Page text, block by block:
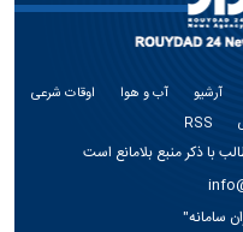
آرشیو آب و هوا
اوقات شرعی
RSS
با ذکر منبع بلامانع است
سامانه"